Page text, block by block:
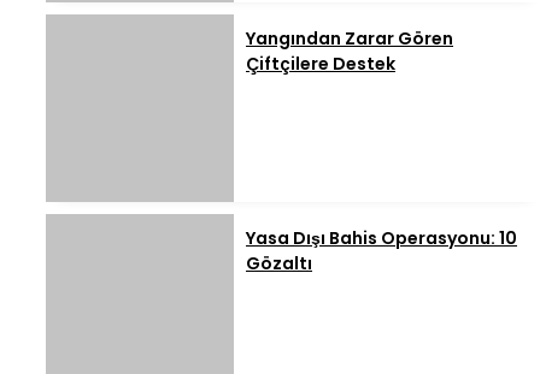
Yangından Zarar Gören
Çiftçilere Destek
Yasa Dışı Bahis Operasyonu: 10
Gözaltı